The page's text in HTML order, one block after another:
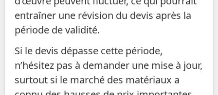
entraîner une révision du devis après la
période de validité.
Si le devis dépasse cette période,
n’hésitez pas à demander une mise à jour,
surtout si le marché des matériaux a